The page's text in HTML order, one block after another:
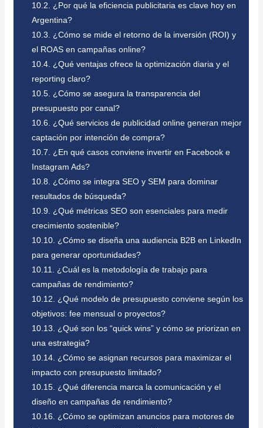
10.2.
¿Por qué la eficiencia publicitaria es clave hoy en
Argentina?
10.3.
¿Cómo se mide el retorno de la inversión (ROI) y
el ROAS en campañas online?
10.4. ¿Qué ventajas ofrece la optimización diaria y el
reporting claro?
10.5. ¿Cómo se asegura la transparencia del
presupuesto por canal?
10.6.
¿Qué servicios de publicidad online generan mejor
captación por intención de compra?
10.7.
¿En qué casos conviene invertir en Facebook e
Instagram Ads?
10.8.
¿Cómo se integra SEO y SEM para dominar
resultados de búsqueda?
10.9.
¿Qué métricas SEO son esenciales para medir
crecimiento sostenible?
10.10. ¿Cómo se diseña una audiencia B2B en LinkedIn
para generar oportunidades?
10.11.
¿Cuál es la metodología de trabajo para
campañas de rendimiento?
10.12.
¿Qué modelo de presupuesto conviene según los
objetivos: fee mensual o proyectos?
10.13.
¿Qué son los “quick wins” y cómo se priorizan en
una estrategia?
10.14. ¿Cómo se asignan recursos para maximizar el
impacto con presupuesto limitado?
10.15. ¿Qué diferencia marca la comunicación y el
diseño en campañas de rendimiento?
10.16.
¿Cómo se optimizan anuncios para motores de